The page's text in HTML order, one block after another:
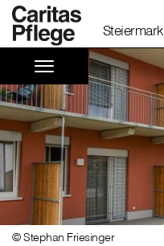
Steiermark
© Stephan Friesinger